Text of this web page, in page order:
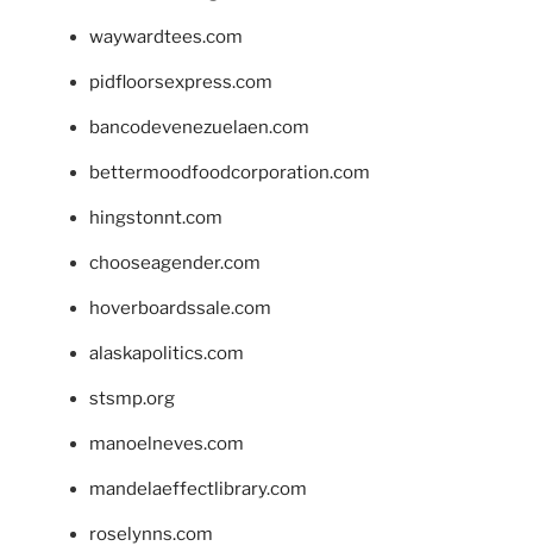
waywardtees.com
pidfloorsexpress.com
bancodevenezuelaen.com
bettermoodfoodcorporation.com
hingstonnt.com
chooseagender.com
hoverboardssale.com
alaskapolitics.com
stsmp.org
manoelneves.com
mandelaeffectlibrary.com
roselynns.com